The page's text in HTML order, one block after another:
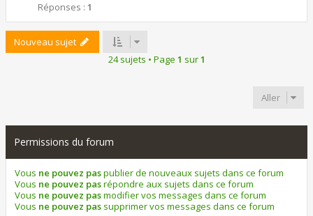
Réponses : 1
Nouveau sujet
24 sujets • Page 1 sur1
Aller
Permissions du forum
Vous ne pouvez paspublier de nouveaux sujets dans ce forum
Vous ne pouvez pasrépondre aux sujets dans ce forum
Vous ne pouvez pasmodifier vos messages dans ce forum
Vous ne pouvez pas supprimer vos messages dans ce forum